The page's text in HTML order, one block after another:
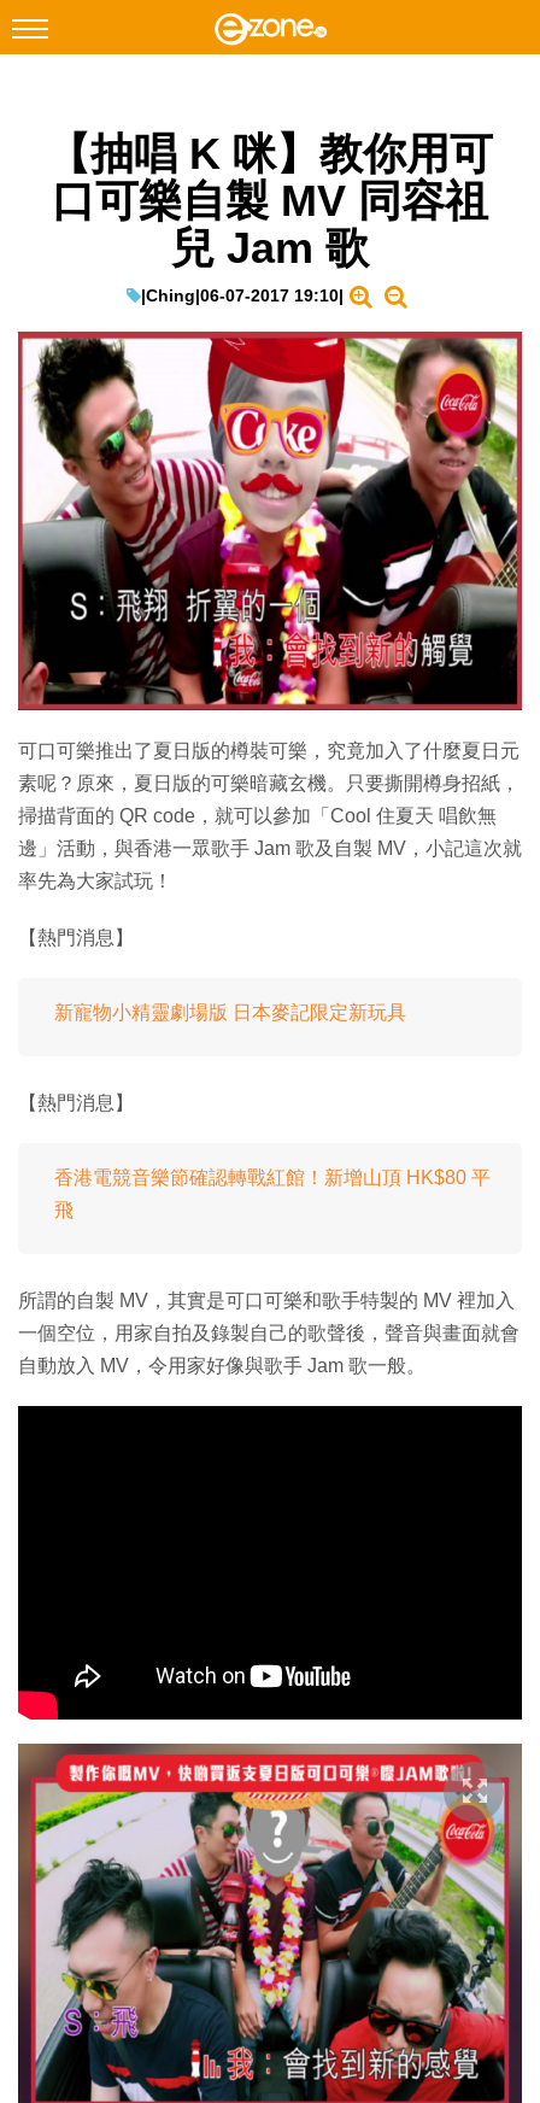
Facebook Instagram
科技焦點
教學評測
EduTech
IT Times
生成式AI與雲端應用
Enterprise Digital Transformation
特集
【抽唱 K 咪】教你用可
口可樂自製 MV 同容祖
兒 Jam 歌
|Ching|06-07-2017 19:10|
可口可樂推出了夏日版的樽裝可樂，究竟加入了什麼夏日元
素呢？原來，夏日版的可樂暗藏玄機。只要撕開樽身招紙，
掃描背面的 QR code，就可以參加「Cool 住夏天 唱飲無
邊」活動，與香港一眾歌手 Jam 歌及自製 MV，小記這次就
率先為大家試玩！
【熱門消息】
新寵物小精靈劇場版 日本麥記限定新玩具
【熱門消息】
香港電競音樂節確認轉戰紅館！新增山頂 HK$80 平
飛
所謂的自製 MV，其實是可口可樂和歌手特製的 MV 裡加入
一個空位，用家自拍及錄製自己的歌聲後，聲音與畫面就會
自動放入 MV，令用家好像與歌手 Jam 歌一般。